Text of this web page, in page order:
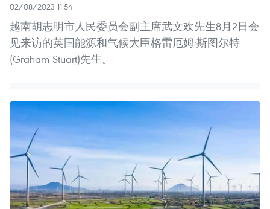
02/08/2023 11:54
越南胡志明市人民委员会副主席武文欢先生8月2日会
见来访的英国能源和气候大臣格雷厄姆·斯图尔特
(Graham Stuart)先生。